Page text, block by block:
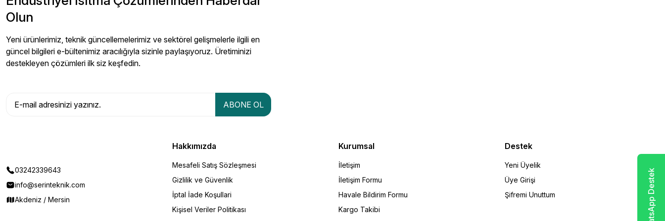
Olun
Yeni ürünlerimiz, teknik güncellemelerimiz ve sektörel gelişmelerle ilgili en
güncel bilgileri e-bültenimiz aracılığıyla sizinle paylaşıyoruz. Üretiminizi
destekleyen çözümleri ilk siz keşfedin.
ABONE OL
03242339643
info@serinteknik.com
Akdeniz / Mersin
Hakkımızda
Mesafeli Satış Sözleşmesi
Gizlilik ve Güvenlik
İptal İade Koşullari
Kişisel Veriler Politikası
Kurumsal
İletişim
İletişim Formu
Havale Bildirim Formu
Kargo Takibi
Destek
Yeni Üyelik
Üye Girişi
Şifremi Unuttum
WhatsApp Destek